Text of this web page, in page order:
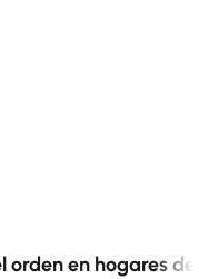
en hogares de